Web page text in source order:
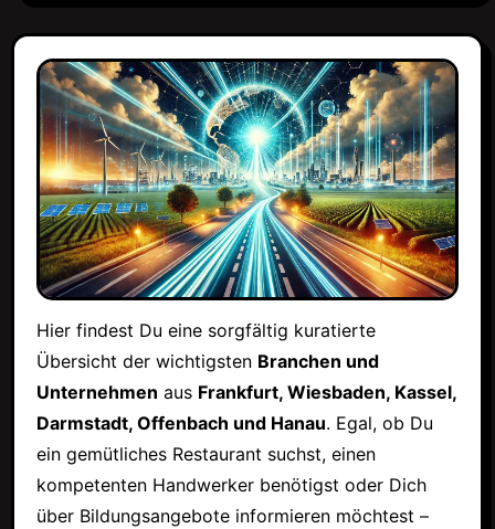
Hier findest Du eine sorgfältig kuratierte
Übersicht der wichtigsten Branchen und
Unternehmen aus Frankfurt, Wiesbaden, Kassel,
Darmstadt, Offenbach und Hanau. Egal, ob Du
ein gemütliches Restaurant suchst, einen
kompetenten Handwerker benötigst oder Dich
über Bildungsangebote informieren möchtest –